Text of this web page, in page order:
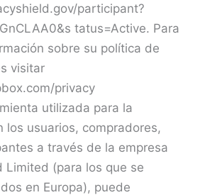
participant?
tatus=Active. Para
sobre su política de
visitar
privacy
utilizada para la
los usuarios, compradores,
a través de la empresa
Limited (para los que se
en Europa), puede